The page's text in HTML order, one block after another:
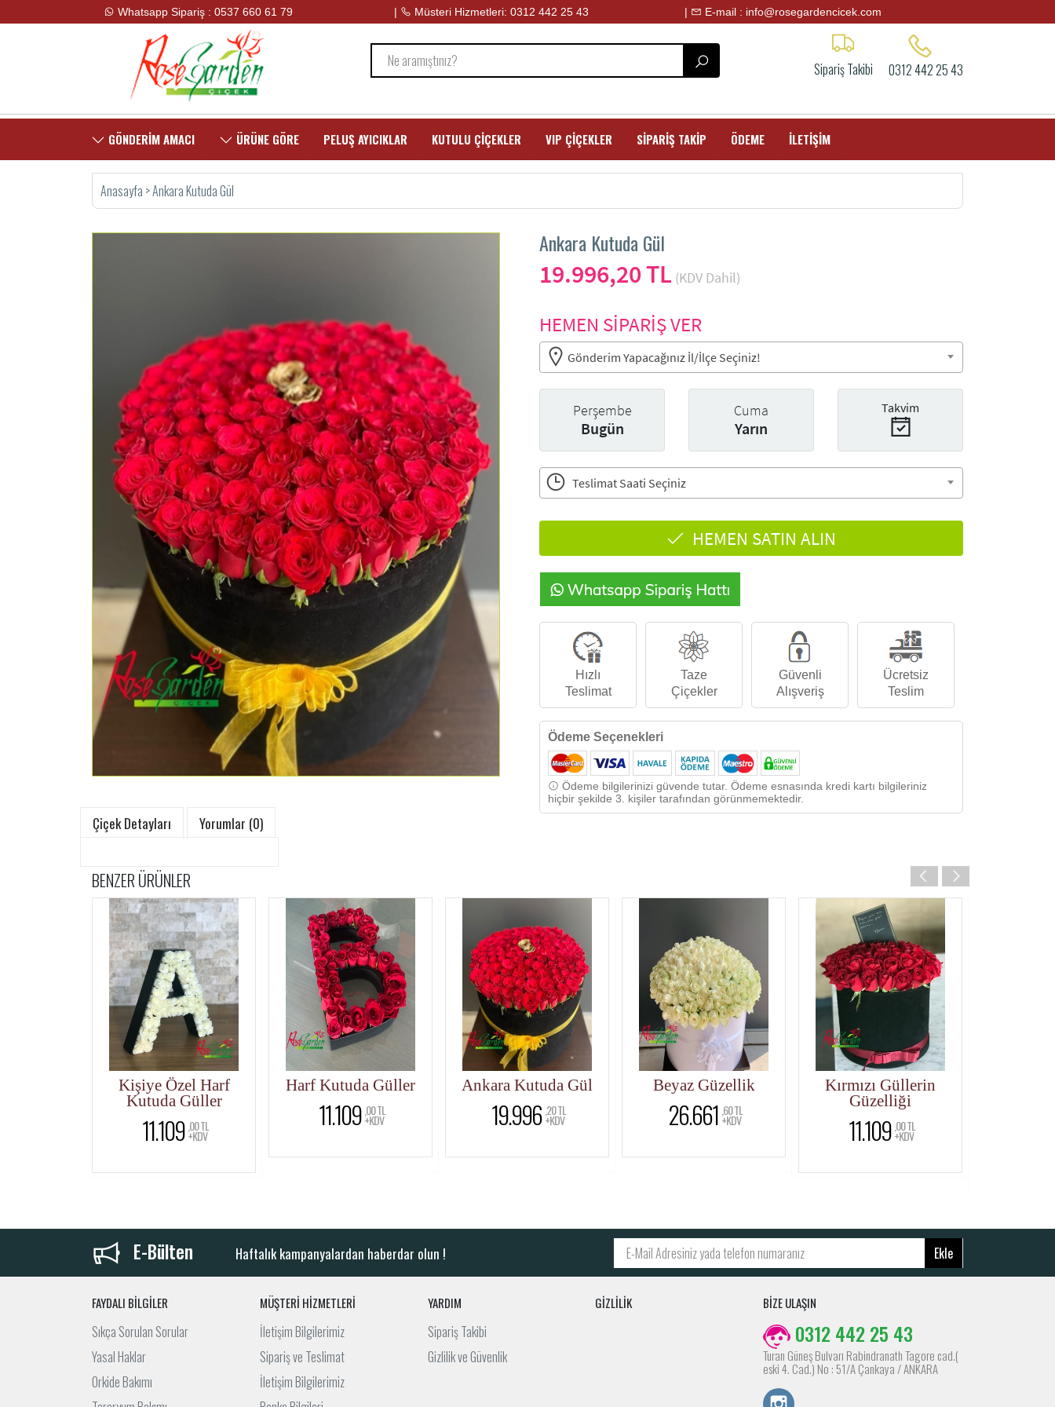
| E-mail : info@rosegardencicek.com
| Müsteri Hizmetleri: 0312 442 25 43
Whatsapp Sipariş : 0537 660 61 79
Sipariş Takibi 0312 442 25 43
GÖNDERİM AMACI ÜRÜNE GÖRE PELUŞ AYICIKLAR KUTULU ÇİÇEKLER VIP ÇİÇEKLER SİPARİŞ TAKİP ÖDEME İLETİŞİM
Anasayfa >Ankara Kutuda Gül
Ankara Kutuda Gül
19.996,20 TL (KDV Dahil)
HEMEN SİPARİŞ VER
Gönderim Yapacağınız İl/İlçe Seçiniz!
Perşembe
Bugün
Cuma
Yarın
Takvim
Teslimat Saati Seçiniz
HEMEN SATIN ALIN
Hızlı
Teslimat
Taze
Çiçekler
Güvenli
Alışveriş
Ücretsiz
Teslim
Ödeme Seçenekleri
Ödeme bilgilerinizi güvende tutar. Ödeme esnasında kredi kartı bilgileriniz
hiçbir şekilde 3. kişiler tarafından görünmemektedir.
Çiçek Detayları Yorumlar (0)
BENZER ÜRÜNLER
Kişiye Özel Harf
Kutuda Güller
11.109,00 TL
+KDV
Harf Kutuda Güller
11.109,00 TL
+KDV
Ankara Kutuda Gül
19.996,20 TL
+KDV
Beyaz Güzellik
26.661,60 TL
+KDV
Kırmızı Güllerin
Güzelliği
11.109,00 TL
+KDV
E-Bülten Haftalık kampanyalardan haberdar olun ! Ekle
FAYDALI BİLGİLER
Sıkça Sorulan Sorular
Yasal Haklar
Orkide Bakımı
MÜŞTERİ HİZMETLERİ
İletişim Bilgilerimiz
Sipariş ve Teslimat
İletişim Bilgilerimiz
YARDIM
Sipariş Takibi
Gizlilik ve Güvenlik
GİZLİLİK BİZE ULAŞIN
0312 442 25 43
Turan Güneş Bulvarı Rabindranath Tagore cad.(
eski 4. Cad.) No : 51/A Çankaya / ANKARA